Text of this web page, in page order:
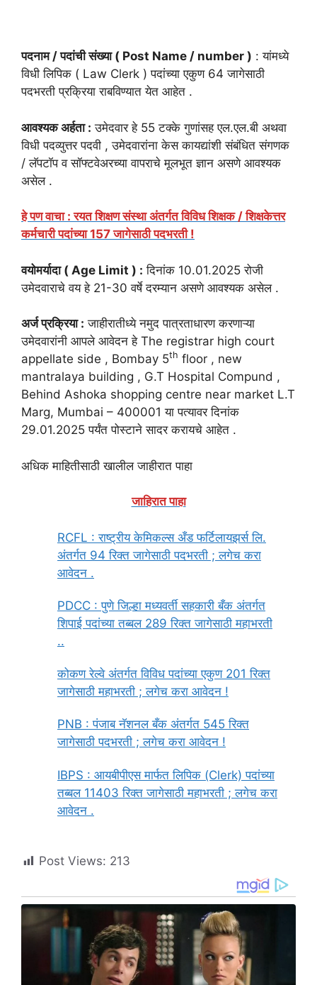
पदनाम / पदांची संख्या ( Post Name / number ) : यांमध्ये
विधी लिपिक ( Law Clerk ) पदांच्या एकुण 64 जागेसाठी
पदभरती प्रक्रिया राबविण्यात येत आहेत .
आवश्यक अर्हता : उमेदवार हे 55 टक्के गुणांसह एल.एल.बी अथवा
विधी पदव्युत्तर पदवी , उमेदवारांना केस कायद्यांशी संबंधित संगणक
/ लॅपटॉप व सॉफ्टवेअरच्या वापराचे मूलभूत ज्ञान असणे आवश्यक
असेल .
हे पण वाचा : रयत शिक्षण संस्था अंतर्गत विविध शिक्षक / शिक्षकेत्तर
कर्मचारी पदांच्या 157 जागेसाठी पदभरती !
वयोमर्यादा ( Age Limit ) : दिनांक 10.01.2025 रोजी
उमेदवाराचे वय हे 21-30 वर्षे दरम्यान असणे आवश्यक असेल .
अर्ज प्रक्रिया : जाहीरातीध्ये नमुद पात्रताधारण करणाऱ्या
उमेदवारांनी आपले आवेदन हे The registrar high court
appellate side , Bombay 5th floor , new
mantralaya building , G.T Hospital Compund ,
Behind Ashoka shopping centre near market L.T
Marg, Mumbai – 400001 या पत्यावर दिनांक
29.01.2025 पर्यंत पोस्टाने सादर करायचे आहेत .
अधिक माहितीसाठी खालील जाहीरात पाहा
जाहिरात पाहा
RCFL : राष्ट्रीय केमिकल्स अँड फर्टिलायझर्स लि.
अंतर्गत 94 रिक्त जागेसाठी पदभरती ; लगेच करा
आवेदन .
PDCC : पुणे जिल्हा मध्यवर्ती सहकारी बँक अंतर्गत
शिपाई पदांच्या तब्बल 289 रिक्त जागेसाठी महाभरती
..
कोकण रेल्वे अंतर्गत विविध पदांच्या एकुण 201 रिक्त
जागेसाठी महाभरती ; लगेच करा आवेदन !
PNB : पंजाब नॅशनल बँक अंतर्गत 545 रिक्त
जागेसाठी पदभरती ; लगेच करा आवेदन !
IBPS : आयबीपीएस मार्फत लिपिक (Clerk) पदांच्या
तब्बल 11403 रिक्त जागेसाठी महाभरती ; लगेच करा
आवेदन .
Post Views: 213